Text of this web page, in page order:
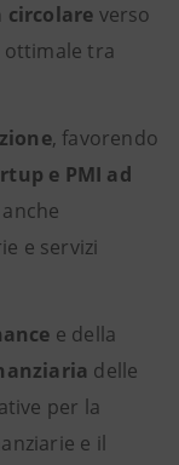
circolare verso
ottimale tra
, favorendo
e PMI ad
anche
e servizi
e della
delle
per la
e il